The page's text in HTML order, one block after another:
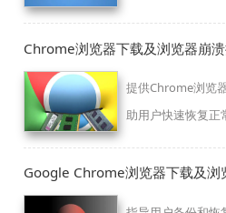
Chrome浏览器下载及浏览器崩
提供Chrome浏览
助用户快速恢复正
Google Chrome浏览器下载及浏